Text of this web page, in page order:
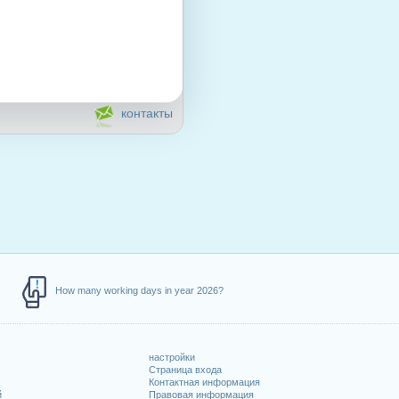
How many working days in year 2026?
настройки
Страница входа
Контактная информация
Правовая информация
контакты